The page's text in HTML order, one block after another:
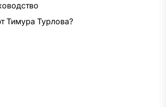
Тимура Турлова?